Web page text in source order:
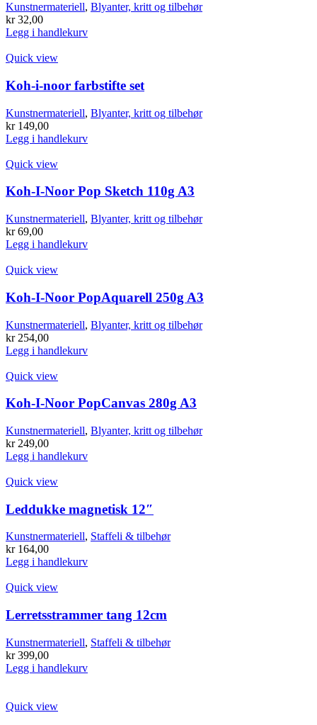
Kunstnermateriell, Blyanter, kritt og tilbehør
kr32,00
Legg i handlekurv
Quick view
Koh-i-noor farbstifte set
Kunstnermateriell, Blyanter, kritt og tilbehør
kr149,00
Legg i handlekurv
Quick view
Koh-I-Noor Pop Sketch 110g A3
Kunstnermateriell, Blyanter, kritt og tilbehør
kr69,00
Legg i handlekurv
Quick view
Koh-I-Noor PopAquarell 250g A3
Kunstnermateriell, Blyanter, kritt og tilbehør
kr254,00
Legg i handlekurv
Quick view
Koh-I-Noor PopCanvas 280g A3
Kunstnermateriell, Blyanter, kritt og tilbehør
kr249,00
Legg i handlekurv
Quick view
Leddukke magnetisk 12″
Kunstnermateriell, Staffeli & tilbehør
kr164,00
Legg i handlekurv
Quick view
Lerretsstrammer tang 12cm
Kunstnermateriell, Staffeli & tilbehør
kr399,00
Legg i handlekurv
Quick view